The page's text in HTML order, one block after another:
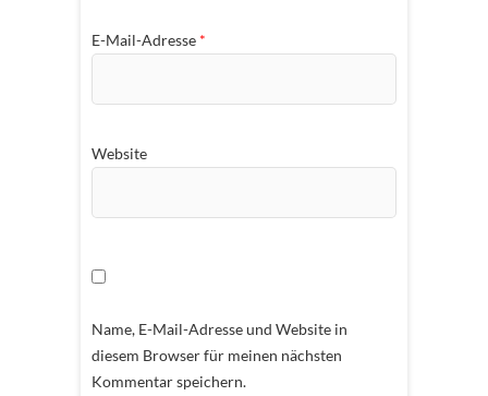
E-Mail-Adresse *
Website
Name, E-Mail-Adresse und Website in
diesem Browser für meinen nächsten
Kommentar speichern.